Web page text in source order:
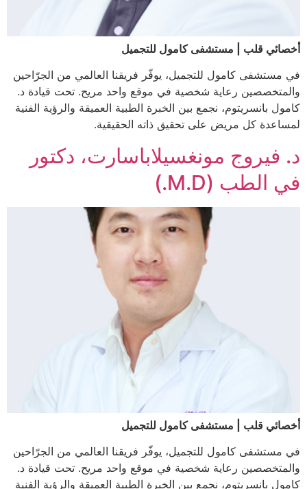
أخصائي قلب | مستشفى كامول للتجميل
في مستشفى كامول للتجميل، يوفّر فريقنا العالمي من الجرّاحين
والمتخصصين رعاية شخصية في موقع واحد مريح. تحت قيادة د.
كامول بانسريتوم، نجمع بين الخبرة الطبية العميقة والرؤية الفنية
لمساعدة كل مريض على تحقيق ذاته الحقيقية.
د. فيروج مونغسيلاباسارت، دكتور
في الطب (M.D.)
أخصائي قلب | مستشفى كامول للتجميل
في مستشفى كامول للتجميل، يوفّر فريقنا العالمي من الجرّاحين
والمتخصصين رعاية شخصية في موقع واحد مريح. تحت قيادة د.
كامول بانسريتوم، نجمع بين الخبرة الطبية العميقة والرؤية الفنية